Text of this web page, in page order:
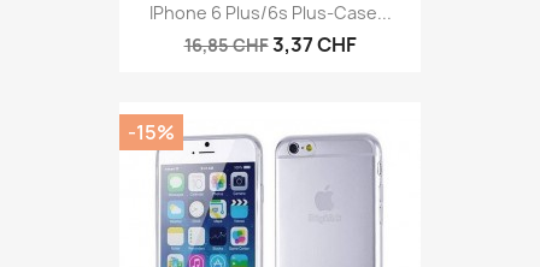
IPhone 6 Plus/6s Plus-Case...
16,85 CHF3,37 CHF
-15%